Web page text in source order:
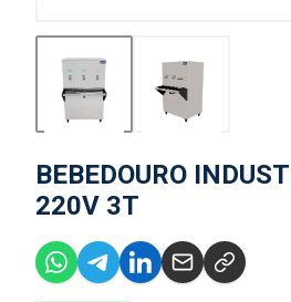
BEBEDOURO
220V 3T